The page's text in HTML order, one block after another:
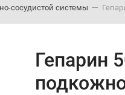
сосудистой системы
Гепарин